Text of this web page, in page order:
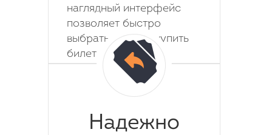
наглядный интерфейс
позволяет быстро
выбрать место и купить
билет на автобус.
Надежно